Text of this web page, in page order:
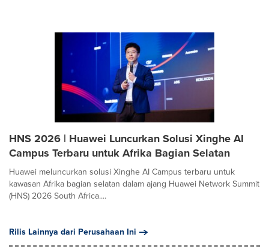
HNS 2026 | Huawei Luncurkan Solusi Xinghe AI
Campus Terbaru untuk Afrika Bagian Selatan
Huawei meluncurkan solusi Xinghe AI Campus terbaru untuk
kawasan Afrika bagian selatan dalam ajang Huawei Network Summit
(HNS) 2026 South Africa....
Rilis Lainnya dari Perusahaan Ini